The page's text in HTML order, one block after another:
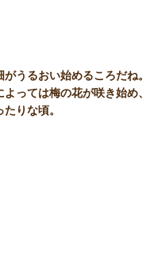
うるおい始めるころだね。
っては梅の花が咲き始め、
りな頃。